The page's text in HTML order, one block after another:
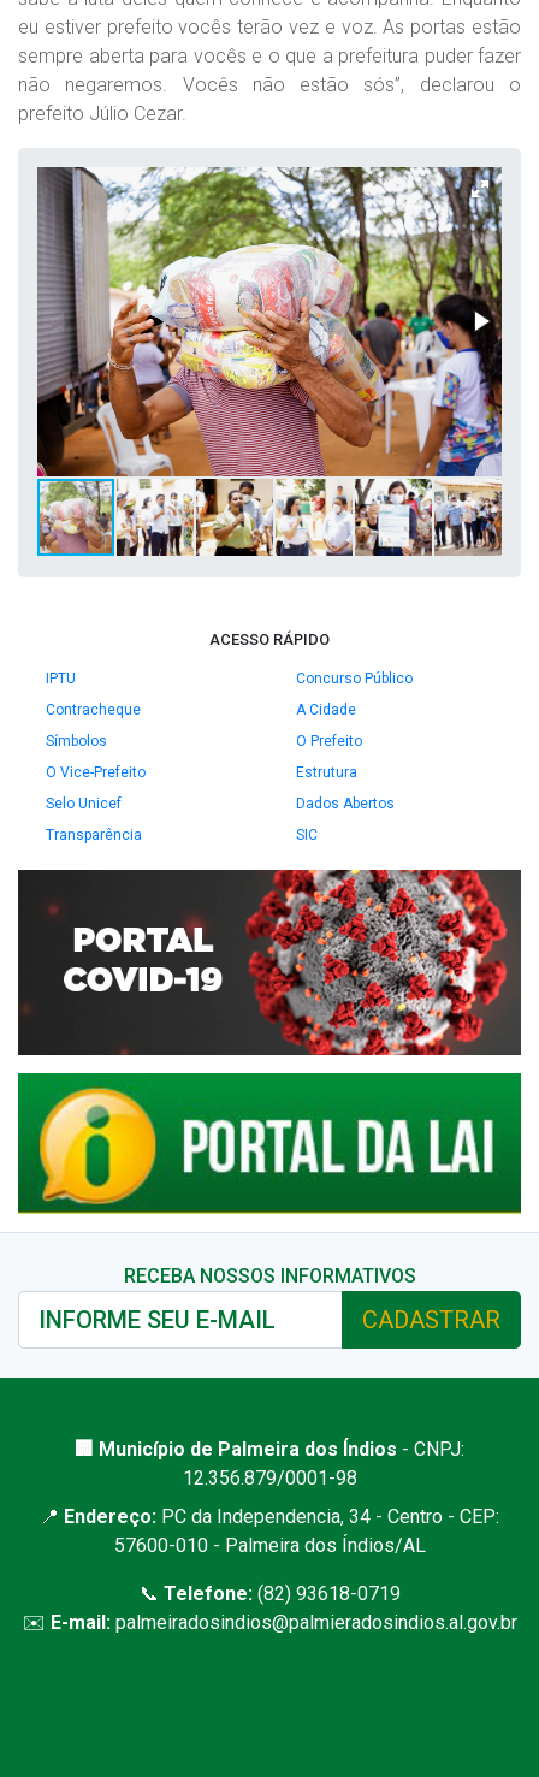
eu estiver prefeito vocês terão vez e voz. As portas estão
sempre aberta para vocês e o que a prefeitura puder fazer
não negaremos. Vocês não estão sós”, declarou o
prefeito Júlio Cezar.
ACESSO RÁPIDO
IPTU
Concurso Público
Contracheque
A Cidade
Símbolos
O Prefeito
O Vice-Prefeito
Estrutura
Selo Unicef
Dados Abertos
Transparência
SIC
RECEBA NOSSOS INFORMATIVOS
CADASTRAR
🏢 Município de Palmeira dos Índios - CNPJ:
12.356.879/0001-98
📍 Endereço: PC da Independencia, 34 - Centro - CEP:
57600-010 - Palmeira dos Índios/AL
📞 Telefone:(82) 93618-0719
✉️ E-mail: palmeiradosindios@palmieradosindios.al.gov.br